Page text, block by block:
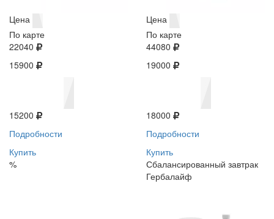
Цена
По карте
22040
15900
15200
Подробности
Купить
%
Цена
По карте
44080
19000
18000
Подробности
Купить
Сбалансированный завтрак
Гербалайф